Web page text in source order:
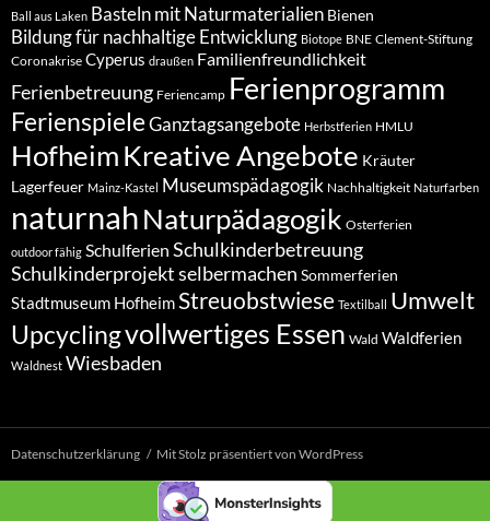
Ball aus Laken Basteln mit Naturmaterialien Bienen
Bildung für nachhaltige Entwicklung Biotope BNE Clement-Stiftung
Coronakrise Cyperus draußen Familienfreundlichkeit
Ferienbetreuung Feriencamp Ferienprogramm
FerienspieleGanztagsangebote Herbstferien HMLU
HofheimKreative Angebote Kräuter
Lagerfeuer Mainz-Kastel Museumspädagogik Nachhaltigkeit Naturfarben
naturnahNaturpädagogik Osterferien
outdoor fähig Schulferien Schulkinderbetreuung
Schulkinderprojektselbermachen Sommerferien
Stadtmuseum Hofheim Streuobstwiese Textilball Umwelt
Upcyclingvollwertiges Essen Wald Waldferien
Waldnest Wiesbaden
Datenschutzerklärung Mit Stolz präsentiert von WordPress